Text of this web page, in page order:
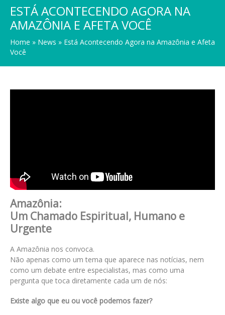
ESTÁ ACONTECENDO AGORA NA
AMAZÔNIA E AFETA VOCÊ
Home » News » Está Acontecendo Agora na Amazônia e Afeta
Você
Amazônia:
Um Chamado Espiritual, Humano e
Urgente
A Amazônia nos convoca.
Não apenas como um tema que aparece nas notícias, nem
como um debate entre especialistas, mas como uma
pergunta que toca diretamente cada um de nós:
Existe algo que eu ou você podemos fazer?